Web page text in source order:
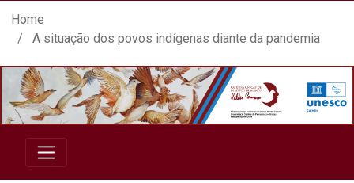
A situação dos povos indígenas diante
Home
A situação dos povos indígenas diante da pandemia